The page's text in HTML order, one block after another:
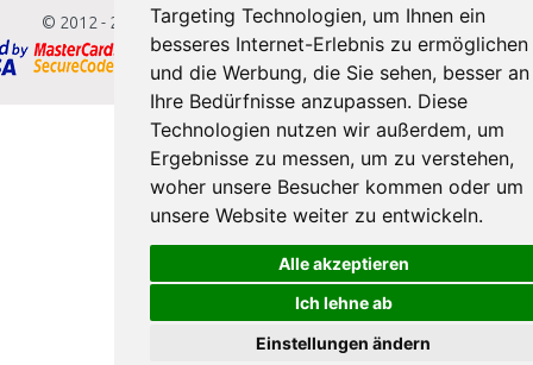
Targeting Technologien, um Ihnen ein
besseres Internet-Erlebnis zu ermöglichen
und die Werbung, die Sie sehen, besser an
Ihre Bedürfnisse anzupassen. Diese
Technologien nutzen wir außerdem, um
Ergebnisse zu messen, um zu verstehen,
woher unsere Besucher kommen oder um
unsere Website weiter zu entwickeln.
Alle akzeptieren
Ich lehne ab
Einstellungen ändern
© 2012 - 2026 Baumarkteu.de